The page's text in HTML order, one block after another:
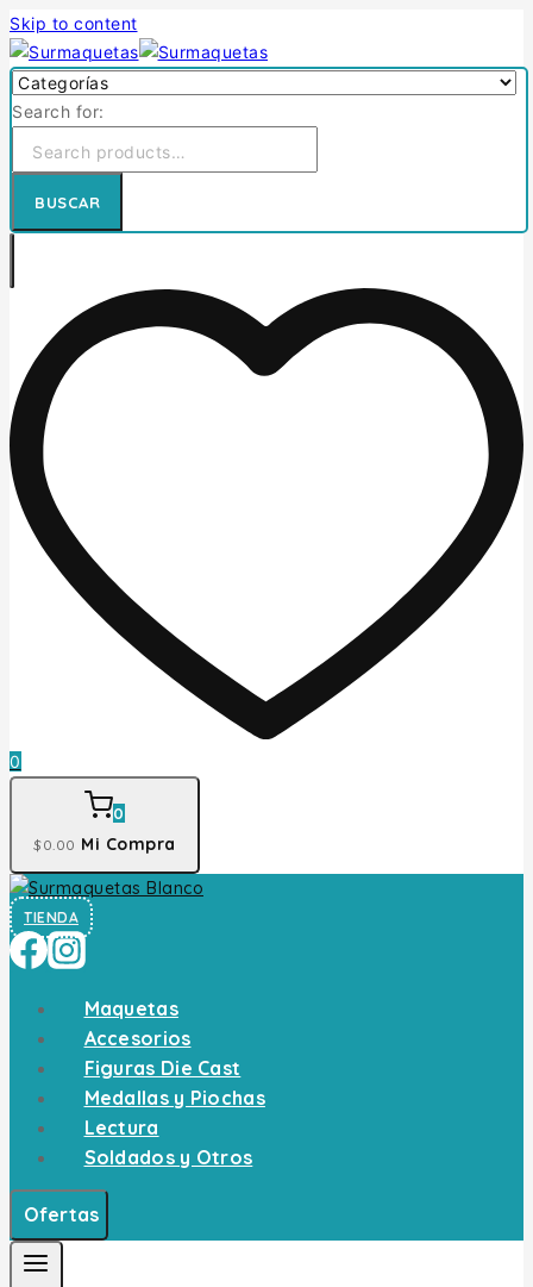
Skip to content
Search for:
BUSCAR
0
0
$0 .00 Mi Compra
TIENDA
Maquetas
Accesorios
Figuras Die Cast
Medallas y Piochas
Lectura
Soldados y Otros
Ofertas